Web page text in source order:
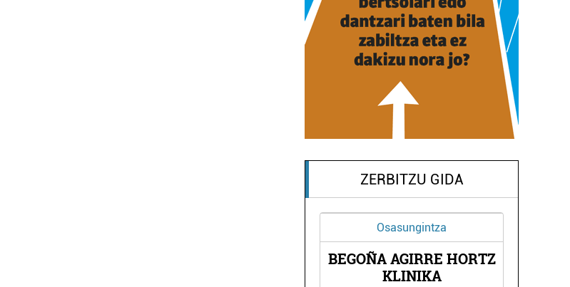
ZERBITZU GIDA
Osasungintza
BEGOÑA AGIRRE HORTZ
KLINIKA